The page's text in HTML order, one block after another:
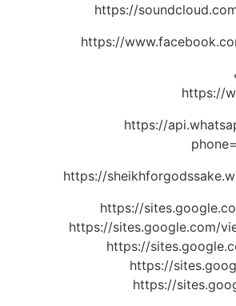
https://
https://
https://
https://
https://
https://
https://sites.google.com/
https://
https://
https://